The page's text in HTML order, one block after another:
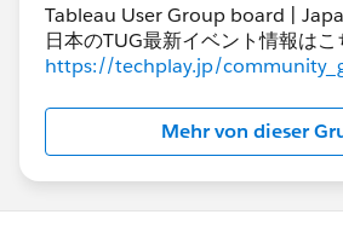
Tableau User Group board |
日本のTUG最新イベント情報はこ
https://techplay.jp/
Mehr von dieser